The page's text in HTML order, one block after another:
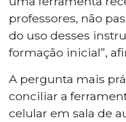
professores, não
do uso desses
formação inicial”,
A pergunta mais
conciliar a
celular em sala de